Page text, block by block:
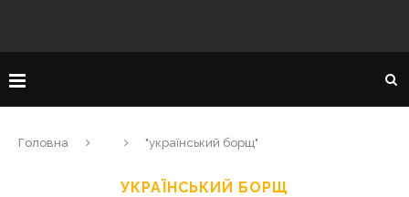
Головна "український борщ"
УКРАЇНСЬКИЙ БОРЩ